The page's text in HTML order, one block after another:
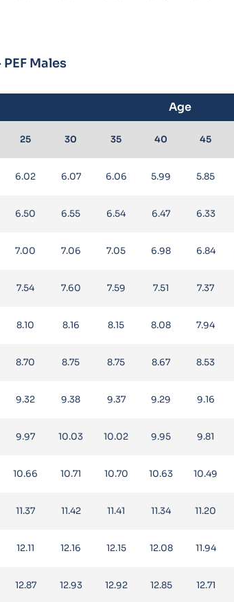
Males
Age
25 30 35 40 45
6.02 6.07 6.06 5.99 5.85
6.50 6.55 6.54 6.47 6.33
7.00 7.06 7.05 6.98 6.84
7.54 7.60 7.59 7.51 7.37
8.10 8.16 8.15 8.08 7.94
8.70 8.75 8.75 8.67 8.53
9.32 9.38 9.37 9.29 9.16
9.97 10.03 10.02 9.95 9.81
10.66 10.71 10.70 10.63 10.49
11.37 11.42 11.41 11.34 11.20
12.11 12.16 12.15 12.08 11.94
12.87 12.93 12.92 12.85 12.71